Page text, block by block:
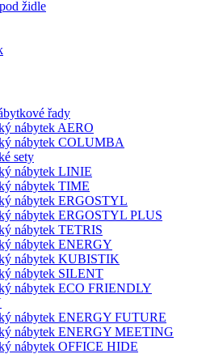
židle
řady
nábytek AERO
nábytek COLUMBA
sety
nábytek LINIE
nábytek TIME
nábytek ERGOSTYL
nábytek ERGOSTYL PLUS
nábytek TETRIS
nábytek ENERGY
nábytek KUBISTIK
nábytek SILENT
nábytek ECO FRIENDLY
nábytek ENERGY FUTURE
nábytek ENERGY MEETING
nábytek OFFICE HIDE